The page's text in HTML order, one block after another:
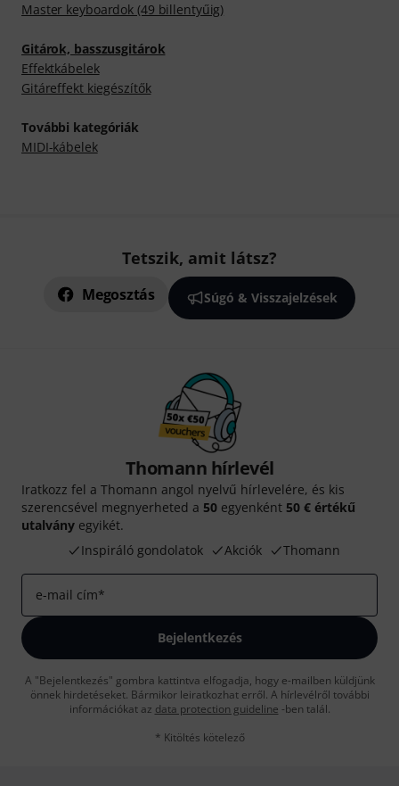
Master keyboardok (49 billentyűig)
Gitárok, basszusgitárok
Effektkábelek
Gitáreffekt kiegészítők
További kategóriák
MIDI-kábelek
Tetszik, amit látsz?
Megosztás Súgó & Visszajelzések
Thomann hírlevél
Iratkozz fel a Thomann angol nyelvű hírlevelére, és kis
szerencsével megnyerheted a 50 egyenként 50 € értékű
utalvány egyikét.
Inspiráló gondolatok
Akciók Thomann
e-mail cím*
Bejelentkezés
A "Bejelentkezés" gombra kattintva elfogadja, hogy e-mailben küldjünk
önnek hirdetéseket. Bármikor leiratkozhat erről. A hírlevélről további
információkat az data protection guideline -ben talál.
* Kitöltés kötelező